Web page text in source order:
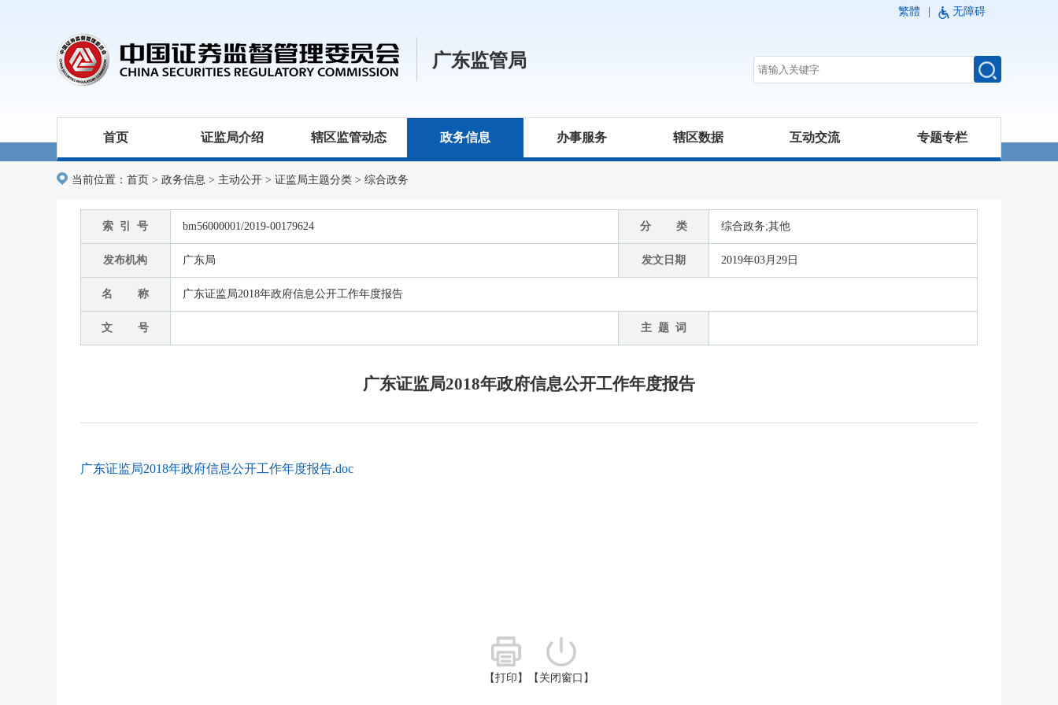
繁體 无障碍
广东监管局
首页 证监局介绍 辖区监管动态 政务信息 办事服务 辖区数据 互动交流 专题专栏
当前位置： 首页 > 政务信息 > 主动公开 > 证监局主题分类 > 综合政务
索 引 号 bm56000001/2019-00179624 分 类 综合政务;其他
发布机构 广东局 发文日期 2019年03月29日
名 称 广东证监局2018年政府信息公开工作年度报告
文 号 主 题 词
广东证监局2018年政府信息公开工作年度报告
广东证监局2018年政府信息公开工作年度报告.doc
【打印】 【关闭窗口】